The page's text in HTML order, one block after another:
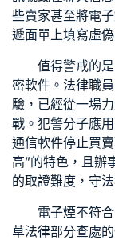
些賣家甚至將電
遞面單上填寫虛
值得警戒的
密軟件。法律職
驗，已經從一場
戰。犯警分子應
通信軟件停止買
高”的特色，且辦
的取證難度，守
電子煙不符
草法律部分查處